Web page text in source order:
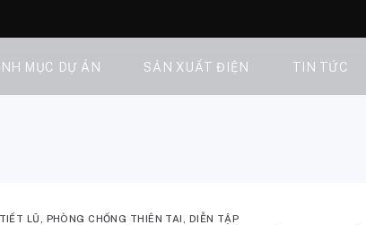
MỤC DỰ ÁN SẢN XUẤT ĐIỆN TIN TỨC
LŨ PHÒNG CHỐNG THIÊN TAI DIỄN TẬP